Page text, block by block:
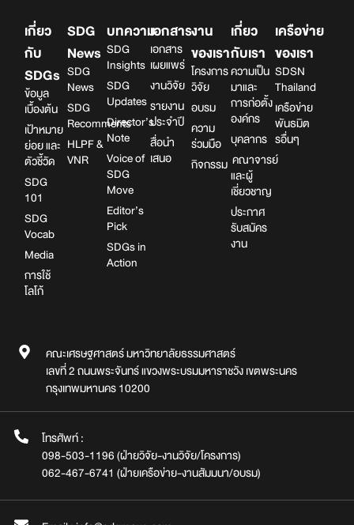
เกี่ยว
กับ
SDGs
ข้อมูล
เบื้องต้น
เป้าหมาย
ย่อย และ
ตัวชี้วัด
SDG
101
SDG
Vocab
Media
การใช้
โลโก้
SDG
News
SDG
News
SDG
Recomments
HLPF &
VNR
บทความ
SDG
Insights
SDG
Updates
Director’s
Note
Voice of
SDG
Move
Editor’s
Pick
SDGs in
Action
เอกสาร
เอกสาร
เผยแพร่
งานวิจัย
รายงาน
ประจำปี
สื่อนำ
เสนอ
งาน
ของเรา
โครงการ
วิจัย
อบรม
ความ
ร่วมมือ
กิจกรรม
เกี่ยว
กับเรา
ความเป็น
มาและ
การก่อตั้ง
องค์กร
บุคลากร
คณาจารย์
และผู้
เชี่ยวชาญ
ประกาศ
รับสมัคร
งาน
เครือข่าย
ของเรา
SDSN
Thailand
เครือข่าย
พันธมิต
รอื่นๆ
คณะเศรษฐศาสตร์ มหาวิทยาลัยธรรมศาสตร์
เลขที่ 2 ถนนพระจันทร์ แขวงพระบรมมหาราชวัง เขตพระนคร
กรุงเทพมหานคร 10200
โทรศัพท์ :
098-503-1196 (ฝ่ายวิจัย-งานวิจัย/โครงการ)
062-467-6741 (ฝ่ายเครือข่าย-งานสัมมนา/อบรม)